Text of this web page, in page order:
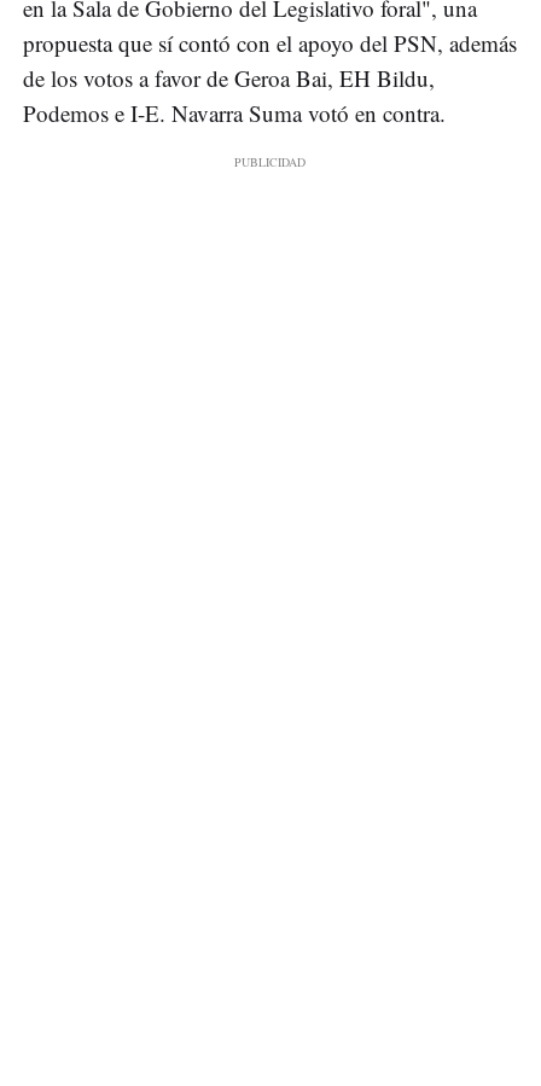
en la Sala de Gobierno del Legislativo foral", una
propuesta que sí contó con el apoyo del PSN, además
de los votos a favor de Geroa Bai, EH Bildu,
Podemos e I-E. Navarra Suma votó en contra.